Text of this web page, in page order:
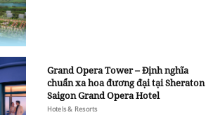
Grand Opera Tower – Định nghĩa
chuẩn xa hoa đương đại tại Sheraton
Saigon Grand Opera Hotel
Hotels & Resorts